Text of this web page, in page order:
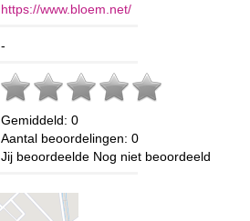
https://www.bloem.net/
-
Gemiddeld: 0
Aantal beoordelingen: 0
Jij beoordeelde Nog niet beoordeeld